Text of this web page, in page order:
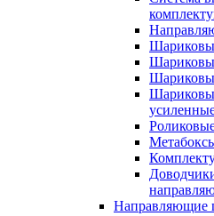
Направляющие